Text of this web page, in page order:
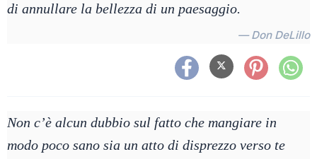
di annullare la bellezza di un paesaggio.
— Don DeLillo
Non c’è alcun dubbio sul fatto che mangiare in
modo poco sano sia un atto di disprezzo verso te